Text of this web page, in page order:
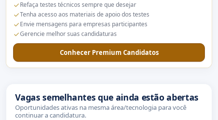
Refaça testes técnicos sempre que desejar
Tenha acesso aos materiais de apoio dos testes
Envie mensagens para empresas participantes
Gerencie melhor suas candidaturas
Conhecer Premium Candidatos
Vagas semelhantes que ainda estão abertas
Oportunidades ativas na mesma área/tecnologia para você
continuar a candidatura.